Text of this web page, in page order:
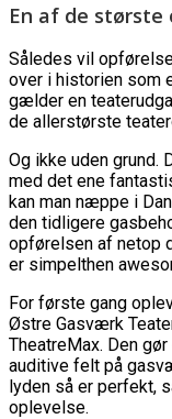
En af de største
Således vil
over i historien som
gælder en
de allerstørste
Og ikke uden grund.
med det ene
kan man næppe i
den tidligere
opførelsen af netop
er simpelthen
For første gang
Østre Gasværk
TheatreMax. Den
auditive felt på
lyden så er perfekt,
oplevelse.